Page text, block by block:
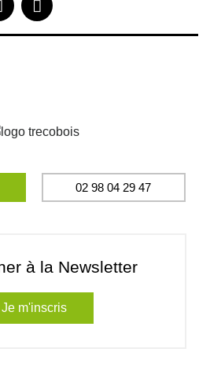
02 98 04 29 47
à la Newsletter
Je m'inscris